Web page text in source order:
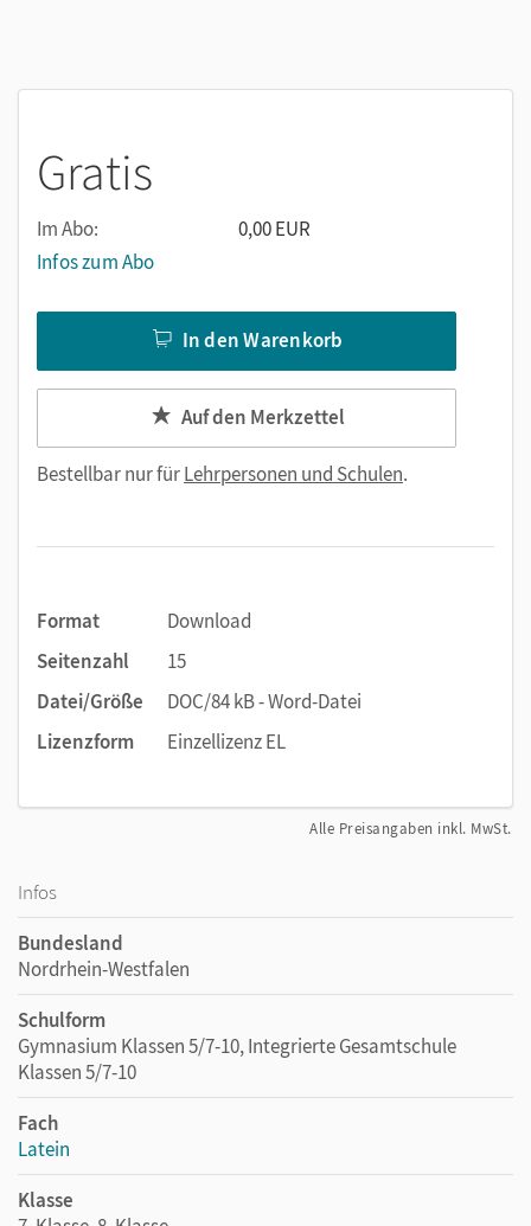
Gratis
Im Abo:
0,00 EUR
Infos zum Abo
In den Warenkorb
Auf den Merkzettel
Bestellbar nur fürLehrpersonen und Schulen.
Format
Download
Seitenzahl
15
Datei/Größe
DOC/84 kB - Word-Datei
Lizenzform
Einzellizenz EL
Alle Preisangaben inkl. MwSt.
Infos
Bundesland
Nordrhein-Westfalen
Schulform
Gymnasium Klassen 5/7-10, Integrierte Gesamtschule
Klassen 5/7-10
Fach
Latein
Klasse